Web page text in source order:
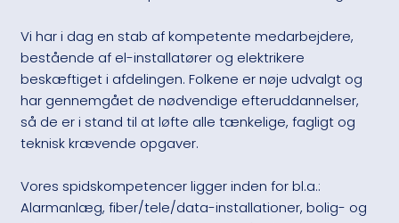
Vi har i dag en stab af kompetente medarbejdere,
bestående af el-installatører og elektrikere
beskæftiget i afdelingen. Folkene er nøje udvalgt og
har gennemgået de nødvendige efteruddannelser,
så de er i stand til at løfte alle tænkelige, fagligt og
teknisk krævende opgaver.
Vores spidskompetencer ligger inden for bl.a.:
Alarmanlæg, fiber/tele/data-installationer, bolig- og